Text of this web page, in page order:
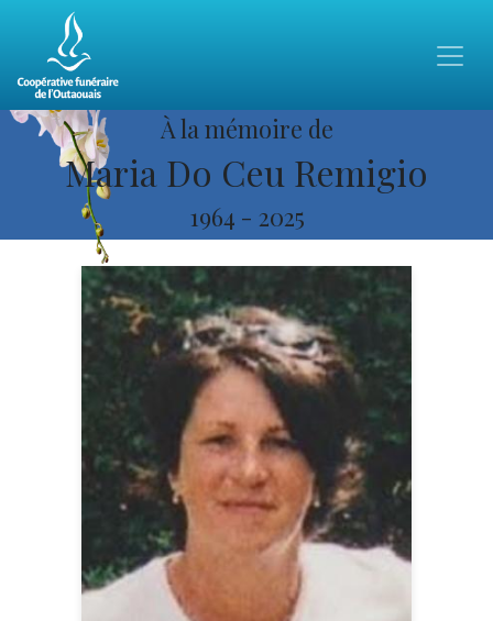
À la mémoire de
Maria Do Ceu Remigio
1964 - 2025